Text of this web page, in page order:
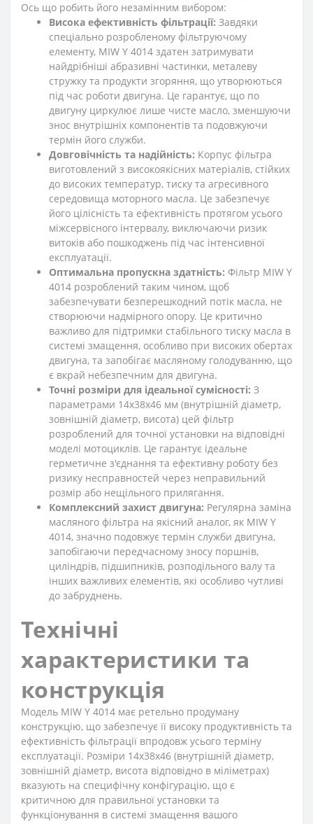
Ось що робить його незамінним вибором:
Висока ефективність фільтрації: Завдяки
спеціально розробленому фільтруючому
елементу, MIW Y 4014 здатен затримувати
найдрібніші абразивні частинки, металеву
стружку та продукти згоряння, що утворюються
під час роботи двигуна. Це гарантує, що по
двигуну циркулює лише чисте масло, зменшуючи
знос внутрішніх компонентів та подовжуючи
термін його служби.
Довговічність та надійність: Корпус фільтра
виготовлений з високоякісних матеріалів, стійких
до високих температур, тиску та агресивного
середовища моторного масла. Це забезпечує
його цілісність та ефективність протягом усього
міжсервісного інтервалу, виключаючи ризик
витоків або пошкоджень під час інтенсивної
експлуатації.
Оптимальна пропускна здатність: Фільтр MIW Y
4014 розроблений таким чином, щоб
забезпечувати безперешкодний потік масла, не
створюючи надмірного опору. Це критично
важливо для підтримки стабільного тиску масла в
системі змащення, особливо при високих обертах
двигуна, та запобігає масляному голодуванню, що
є вкрай небезпечним для двигуна.
Точні розміри для ідеальної сумісності: З
параметрами 14х38х46 мм (внутрішній діаметр,
зовнішній діаметр, висота) цей фільтр
розроблений для точної установки на відповідні
моделі мотоциклів. Це гарантує ідеальне
герметичне з'єднання та ефективну роботу без
ризику несправностей через неправильний
розмір або нещільного прилягання.
Комплексний захист двигуна: Регулярна заміна
масляного фільтра на якісний аналог, як MIW Y
4014, значно подовжує термін служби двигуна,
запобігаючи передчасному зносу поршнів,
циліндрів, підшипників, розподільного валу та
інших важливих елементів, які особливо чутливі
до забруднень.
Технічні
характеристики та
конструкція
Модель MIW Y 4014 має ретельно продуману
конструкцію, що забезпечує її високу продуктивність та
ефективність фільтрації впродовж усього терміну
експлуатації. Розміри 14х38х46 (внутрішній діаметр,
зовнішній діаметр, висота відповідно в міліметрах)
вказують на специфічну конфігурацію, що є
критичною для правильної установки та
функціонування в системі змащення вашого